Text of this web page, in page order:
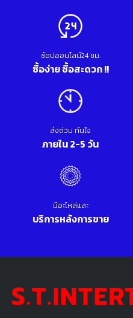
ช้อปออนไลน์24 ชม.
ซื้อง่าย ซื้อสะดวก !!
ส่งด่วน ทันใจ
ภายใน 2-5 วัน
มีอะไหล่และ
บริการหลังการขาย